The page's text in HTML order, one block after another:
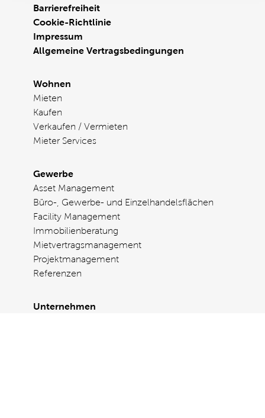
Barrierefreiheit
Cookie-Richtlinie
Impressum
Allgemeine Vertragsbedingungen
Wohnen
Mieten
Kaufen
Verkaufen / Vermieten
Mieter Services
Gewerbe
Asset Management
Büro-, Gewerbe- und Einzelhandelsflächen
Facility Management
Immobilienberatung
Mietvertragsmanagement
Projektmanagement
Referenzen
Unternehmen